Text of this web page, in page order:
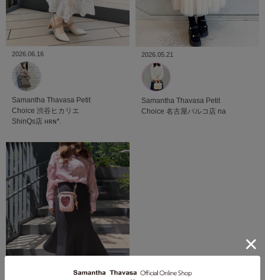
2026.06.16
Samantha Thavasa Petit
Choice 渋谷ヒカリエ
ShinQs店 ʜʀɴ*.
2026.05.21
Samantha Thavasa Petit
Choice 名古屋パルコ店 na